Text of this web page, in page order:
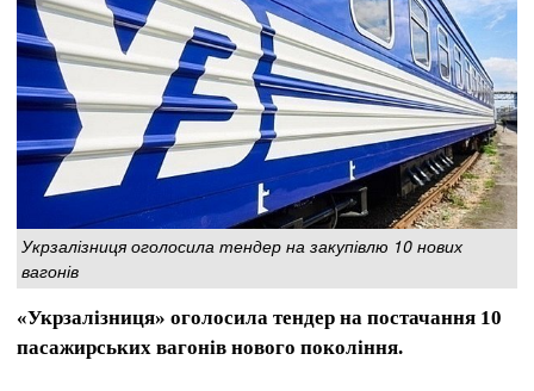
Укрзалізниця оголосила тендер на закупівлю 10 нових
вагонів
«Укрзалізниця» оголосила тендер на постачання 10
пасажирських вагонів нового покоління.